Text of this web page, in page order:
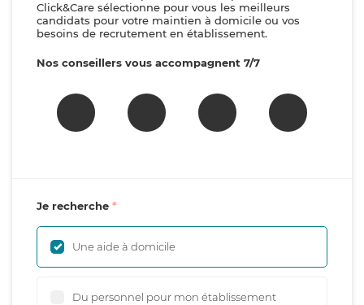
Click&Care sélectionne pour vous les meilleurs
candidats pour votre maintien à domicile ou vos
besoins de recrutement en établissement.
Nos conseillers vous accompagnent 7/7
Je recherche
Une aide à domicile
Du personnel pour mon établissement